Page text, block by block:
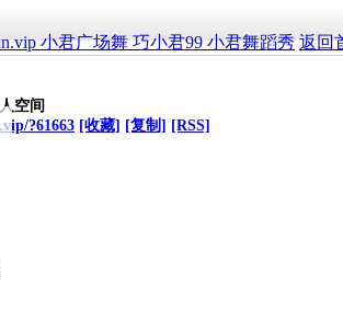
小君广场舞 巧小君99 小君舞蹈秀 返回
空间
?61663 [收藏] [复制] [RSS]